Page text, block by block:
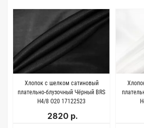
Хлопок с шелком сатиновый
плательно-блузочный Чёрный BRS
H4/8 O20 17122523
2820 р.